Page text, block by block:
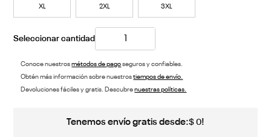
XL 2XL 3XL
Conoce nuestrosmétodos de pagoseguros y confiables.
Obtén más información sobre nuestrostiempos de envío.
Devoluciones fáciles y gratis. Descubrenuestras políticas.
Tenemos envío gratis desde:$ 0!